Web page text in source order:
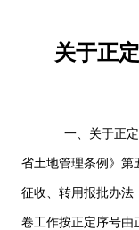
关于正
一、关于正定
省土地管理条例》第
征收、转用报批办法
卷工作按正定序号由